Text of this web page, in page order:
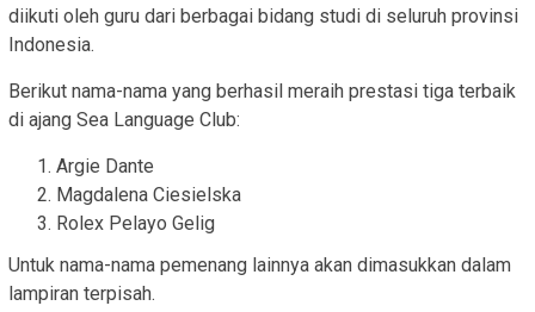
diikuti oleh guru dari berbagai bidang studi di seluruh provinsi
Indonesia.
Berikut nama-nama yang berhasil meraih prestasi tiga terbaik
di ajang Sea Language Club:
Argie Dante
Magdalena Ciesielska
Rolex Pelayo Gelig
Untuk nama-nama pemenang lainnya akan dimasukkan dalam
lampiran terpisah.